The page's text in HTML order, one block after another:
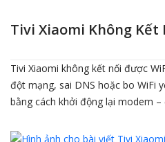
Tivi Xiaomi Không
Tivi Xiaomi không kết nối được
đột mạng, sai DNS hoặc bo WiFi
bằng cách khởi động lại modem
0965.663.787 để được hỗ trợ